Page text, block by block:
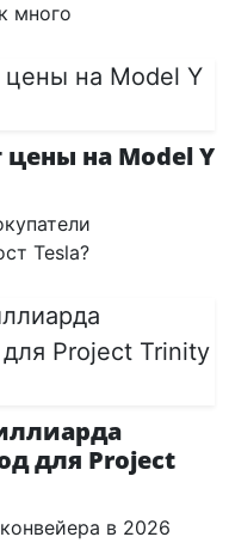
много
на Model Y
Tesla?
для Project
в 2026